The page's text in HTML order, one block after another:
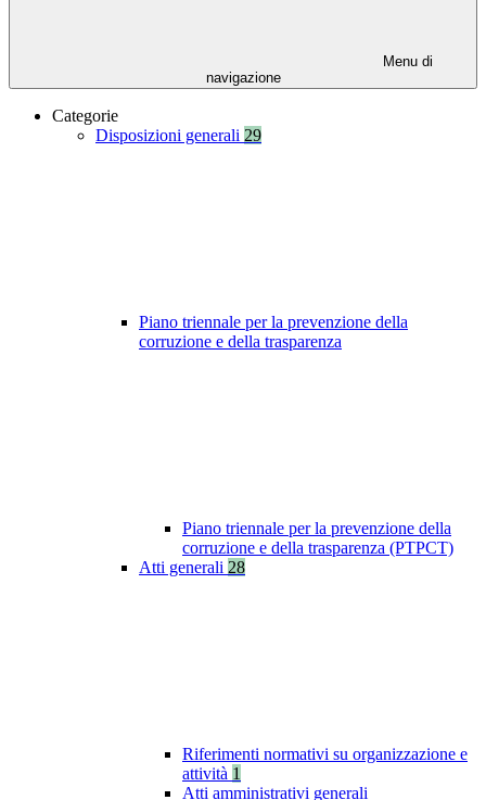
Menu di
navigazione
Categorie
Disposizioni generali 29
Piano triennale per la prevenzione della
corruzione e della trasparenza
Piano triennale per la prevenzione della
corruzione e della trasparenza (PTPCT)
Atti generali 28
Riferimenti normativi su organizzazione e
attività 1
Atti amministrativi generali